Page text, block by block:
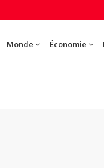
Monde Économie